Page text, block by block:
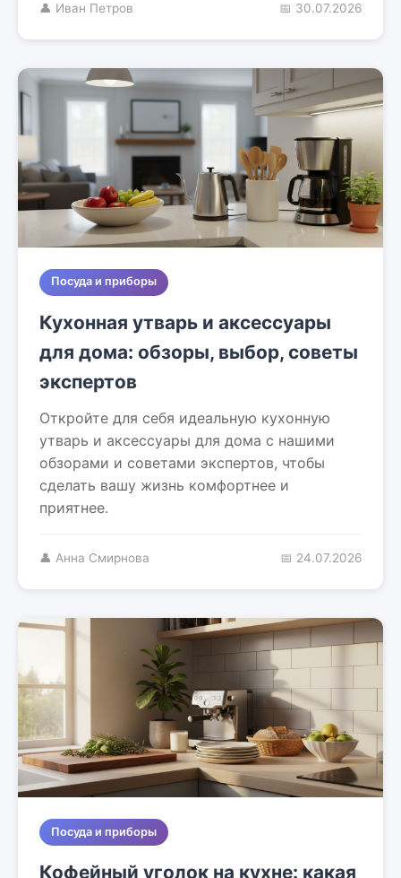
👤 Иван Петров 📅 30.07.2026
Посуда и приборы
Кухонная утварь и аксессуары
для дома: обзоры, выбор, советы
экспертов
Откройте для себя идеальную кухонную
утварь и аксессуары для дома с нашими
обзорами и советами экспертов, чтобы
сделать вашу жизнь комфортнее и
приятнее.
👤 Анна Смирнова 📅 24.07.2026
Посуда и приборы
Кофейный уголок на кухне: какая